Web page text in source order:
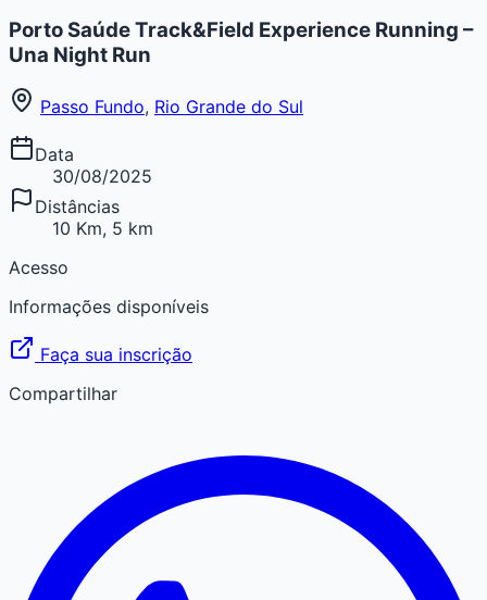
Porto Saúde Track&Field Experience Running –
Una Night Run
Passo Fundo, Rio Grande do Sul
Data
30/08/2025
Distâncias
10 Km, 5 km
Acesso
Informações disponíveis
Faça sua inscrição
Compartilhar